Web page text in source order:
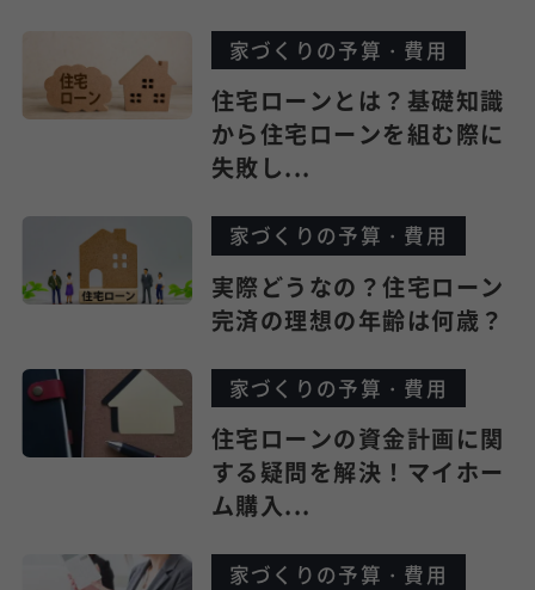
家づくりの予算・費用
住宅ローンとは？基礎知識
から住宅ローンを組む際に
失敗し...
家づくりの予算・費用
実際どうなの？住宅ローン
完済の理想の年齢は何歳？
家づくりの予算・費用
住宅ローンの資金計画に関
する疑問を解決！マイホー
ム購入...
家づくりの予算・費用